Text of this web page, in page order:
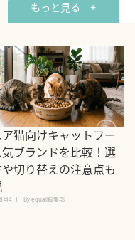
もっと見る +
ア猫向けキャットフー
気ブランドを比較！選
切り替えの注意点も
月4日 By equall編集部